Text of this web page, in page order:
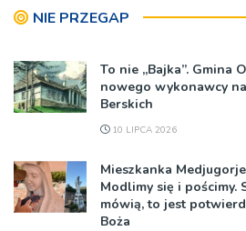
NIE PRZEGAP
To nie „Bajka”. Gmina
nowego wykonawcy
Berskich
10 LIPCA 2026
Mieszkanka
Modlimy się i pościmy.
mówią, to jest
Boża